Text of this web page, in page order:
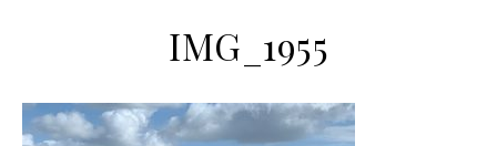
IMG_1955